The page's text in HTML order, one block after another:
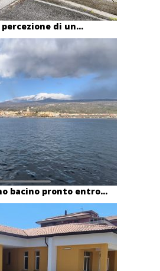
di un...
bacino pronto entro...